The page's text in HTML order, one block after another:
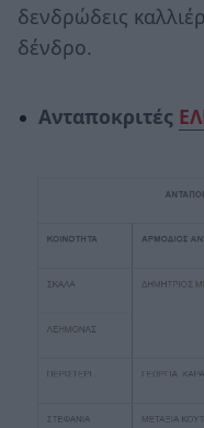
δενδρώδεις
δένδρο.
Ανταποκριτές